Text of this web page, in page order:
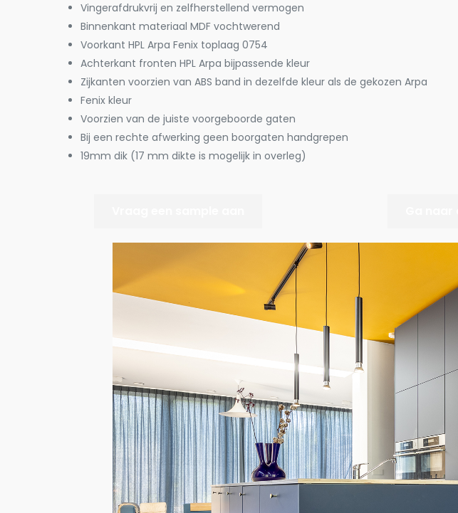
Vingerafdrukvrij en zelfherstellend vermogen
Binnenkant materiaal MDF vochtwerend
Voorkant HPL Arpa Fenix toplaag 0754
Achterkant fronten HPL Arpa bijpassende kleur
Zijkanten voorzien van ABS band in dezelfde kleur als de gekozen Arpa
Fenix kleur
Voorzien van de juiste voorgeboorde gaten
Bij een rechte afwerking geen boorgaten handgrepen
19mm dik (17 mm dikte is mogelijk in overleg)